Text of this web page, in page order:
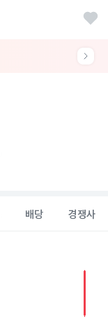
배당 경쟁사